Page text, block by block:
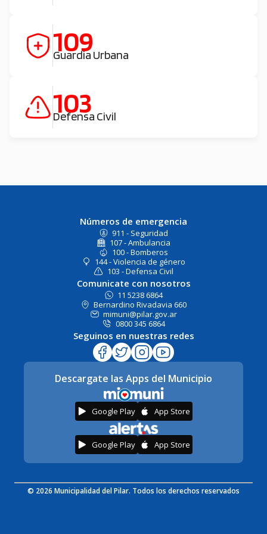
109
Guardia Urbana
103
Defensa Civil
Números de emergencia
911 - Seguridad
107 - Ambulancia
100 - Bomberos
144 - Violencia de género
103 - Defensa Civil
Comunicate con nosotros
11 5238 6864
Bernardino Rivadavia 660
mimuni@pilar.gov.ar
0800 345 6864
Seguinos en nuestras redes
Descargate las Apps del Municipio
Google Play App Store
Google Play App Store
© 2026 Municipalidad del Pilar. Todos los derechos reservados